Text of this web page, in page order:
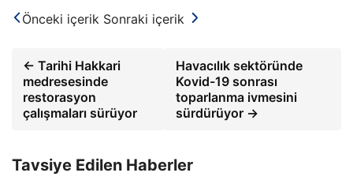
Önceki içerik Sonraki içerik
← Tarihi Hakkari
medresesinde
restorasyon
çalışmaları sürüyor
Havacılık sektöründe
Kovid-19 sonrası
toparlanma ivmesini
sürdürüyor →
Tavsiye Edilen Haberler